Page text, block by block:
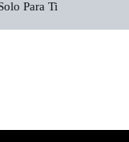
Para Ti